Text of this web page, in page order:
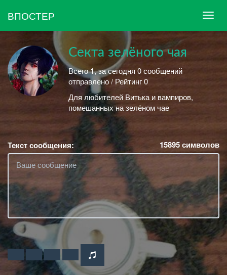
ВПОСТЕР
Секта зелёного чая
Всего 1, за сегодня 0 сообщений
отправлено / Рейтинг 0
Для любителей Витька и вампиров,
помешанных на зелёном чае
Текст сообщения: 15895символов